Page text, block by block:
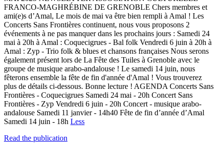
FRANCO-MAGHRÉBINE DE GRENOBLE Chers membres et
ami(e)s d’Amal, Le mois de mai va être bien rempli à Amal ! Les
Concerts Sans Frontières continuent, nous vous proposons 2
événements à ne pas manquer dans les prochains jours : Samedi 24
mai à 20h à Amal : Coquecigrues - Bal folk Vendredi 6 juin à 20h à
Amal : Zyp - Trio folk & blues et chansons françaises Nous serons
également présent lors de La Fête des Tuiles à Grenoble avec le
groupe de musique arabo-andalouse ! Le samedi 14 juin, nous
fêterons ensemble la fête de fin d'année d'Amal ! Vous trouverez
plus de détails ci-dessous. Bonne lecture ! AGENDA Concerts Sans
Frontières - Coquecigrues Samedi 24 mai - 20h Concert Sans
Frontières - Zyp Vendredi 6 juin - 20h Concert - musique arabo-
andalouse Samedi 11 janvier - 14h40 Fête de fin d’année d’Amal
Samedi 14 juin - 18h Less
Read the publication